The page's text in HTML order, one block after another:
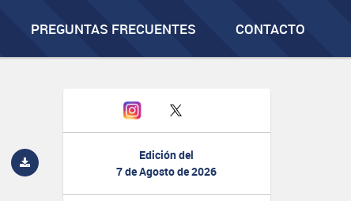
PREGUNTAS FRECUENTES CONTACTO
Edición del
7 de Agosto de 2026